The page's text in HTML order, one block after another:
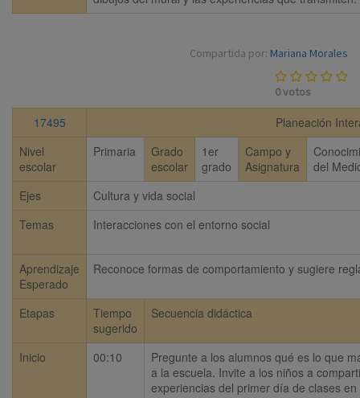
Compartida por: Mariana Morales
0votos
17495
Planeación
Nivel
escolar
Primaria
Grado
escolar
1er
grado
Campo y
Asignatura
del
Ejes
Cultura y vida social
Temas
Interacciones con el entorno social
Aprendizaje
Esperado
Reconoce formas de comportamiento y sugiere
Etapas
Tiempo
sugerido
Secuencia didáctica
Inicio 00:10
Pregunte a los alumnos qué es lo que
a la escuela. Invite a los niños a
experiencias del primer día de clases